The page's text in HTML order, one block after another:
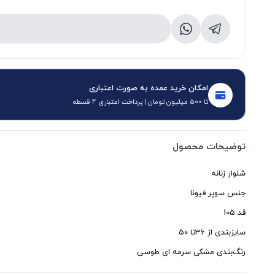
امکان خرید عمده به صورت اعتباری
تا 500 میلیون تومان | پرداخت اعتباری 4 قسطه
توضیحات محصول
رنگ‌بندی مشکی سرمه ای طوسی